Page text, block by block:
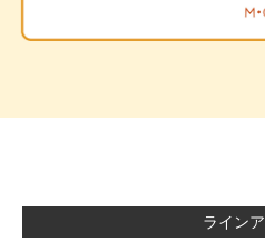
ライン